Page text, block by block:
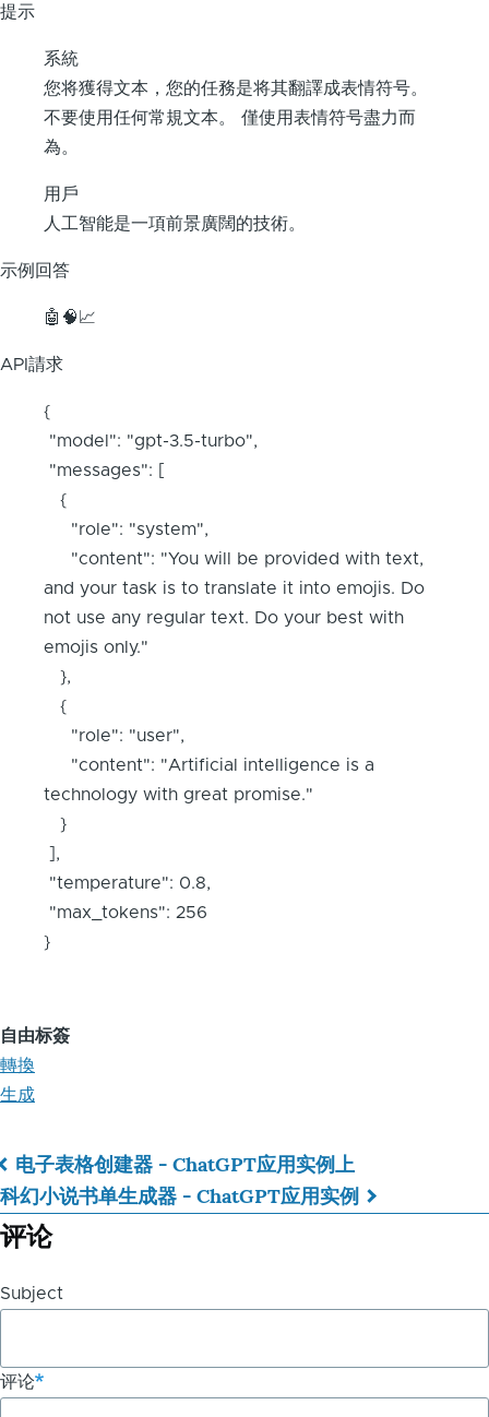
提示
系統
您将獲得文本，您的任務是将其翻譯成表情符号。
不要使用任何常規文本。 僅使用表情符号盡力而
為。
用戶
人工智能是一項前景廣闊的技術。
示例回答
🤖🧠📈
API請求
{
"model": "gpt-3.5-turbo",
"messages": [
{
"role": "system",
"content": "You will be provided with text,
and your task is to translate it into emojis. Do
not use any regular text. Do your best with
emojis only."
},
{
"role": "user",
"content": "Artificial intelligence is a
technology with great promise."
}
],
"temperature": 0.8,
"max_tokens": 256
}
自由标簽
轉換
生成
Book
traversal
for
影
电子表格创建器 - ChatGPT应用实例上
科幻小说书单生成器 - ChatGPT应用实例
评论
Subject
评论